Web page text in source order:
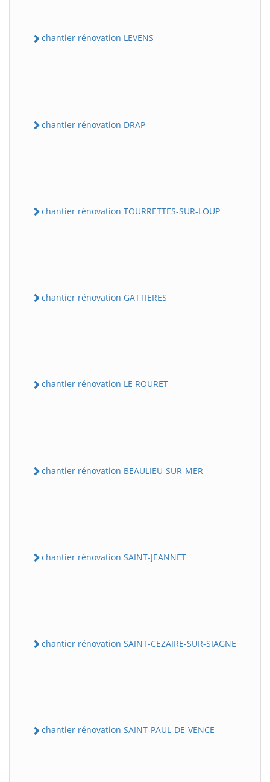
chantier rénovation LEVENS
chantier rénovation DRAP
chantier rénovation TOURRETTES-SUR-LOUP
chantier rénovation GATTIERES
chantier rénovation LE ROURET
chantier rénovation BEAULIEU-SUR-MER
chantier rénovation SAINT-JEANNET
chantier rénovation SAINT-CEZAIRE-SUR-SIAGNE
chantier rénovation SAINT-PAUL-DE-VENCE